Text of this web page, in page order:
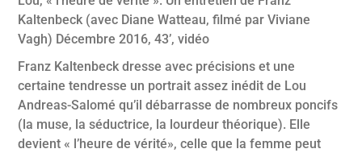
Kaltenbeck (avec Diane Watteau, filmé par Viviane
Vagh) Décembre 2016, 43’, vidéo
Franz Kaltenbeck dresse avec précisions et une
certaine tendresse un portrait assez inédit de Lou
Andreas-Salomé qu’il débarrasse de nombreux poncifs
(la muse, la séductrice, la lourdeur théorique). Elle
devient « l’heure de vérité», celle que la femme peut